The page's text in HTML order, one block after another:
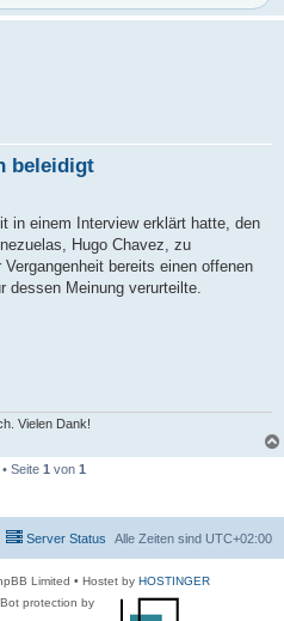
beleidigt
in einem Interview erklärt hatte, den
Hugo Chavez, zu
bereits einen offenen
dessen Meinung verurteilte.
Vielen Dank!
Seite 1 von 1
Alle Zeiten sind UTC+02:00
Server Status
Limited • Hostet by HOSTINGER
Bot protection by